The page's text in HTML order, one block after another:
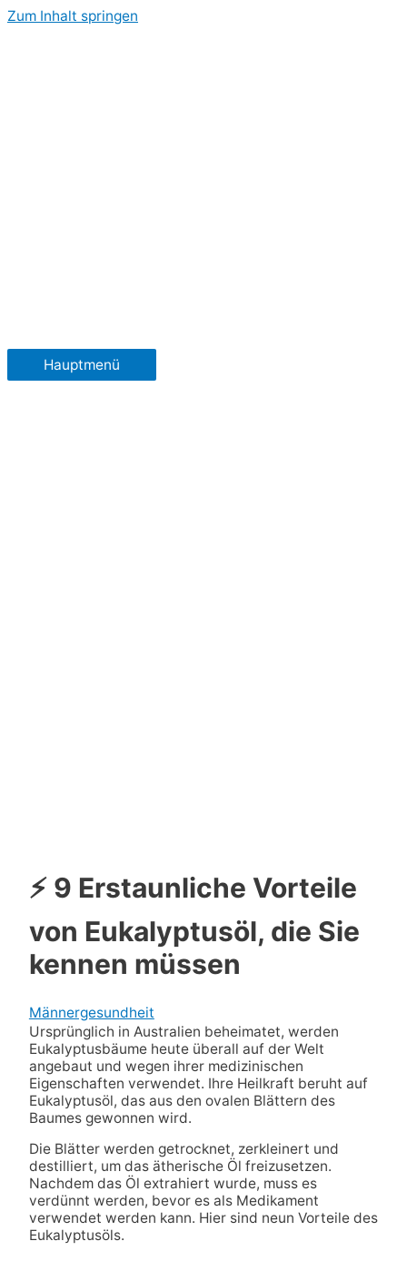
Zum Inhalt springen
Hauptmenü
⚡ 9 Erstaunliche Vorteile
von Eukalyptusöl, die Sie
kennen müssen
Männergesundheit
Ursprünglich in Australien beheimatet, werden
Eukalyptusbäume heute überall auf der Welt
angebaut und wegen ihrer medizinischen
Eigenschaften verwendet. Ihre Heilkraft beruht auf
Eukalyptusöl, das aus den ovalen Blättern des
Baumes gewonnen wird.
Die Blätter werden getrocknet, zerkleinert und
destilliert, um das ätherische Öl freizusetzen.
Nachdem das Öl extrahiert wurde, muss es
verdünnt werden, bevor es als Medikament
verwendet werden kann. Hier sind neun Vorteile des
Eukalyptusöls.